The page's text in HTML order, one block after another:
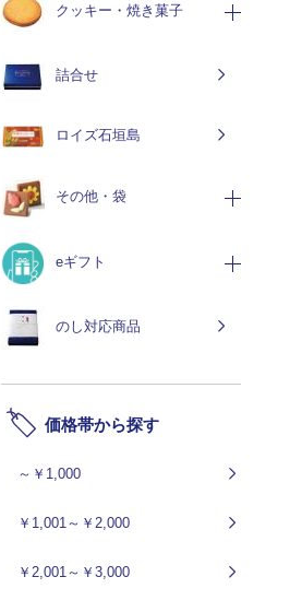
クッキー・焼き菓子
詰合せ
ロイズ石垣島
その他・袋
eギフト
のし対応商品
価格帯から探す
～￥1,000
￥1,001～￥2,000
￥2,001～￥3,000